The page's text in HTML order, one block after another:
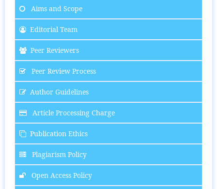
Aims and Scope
Editorial Team
Peer Reviewers
Peer Review Process
Author Guidelines
Article Processing Charge
Publication Ethics
Plagiarism Policy
Open Access Policy